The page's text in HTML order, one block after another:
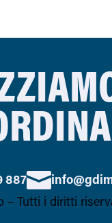
887
– Tutti i diritti